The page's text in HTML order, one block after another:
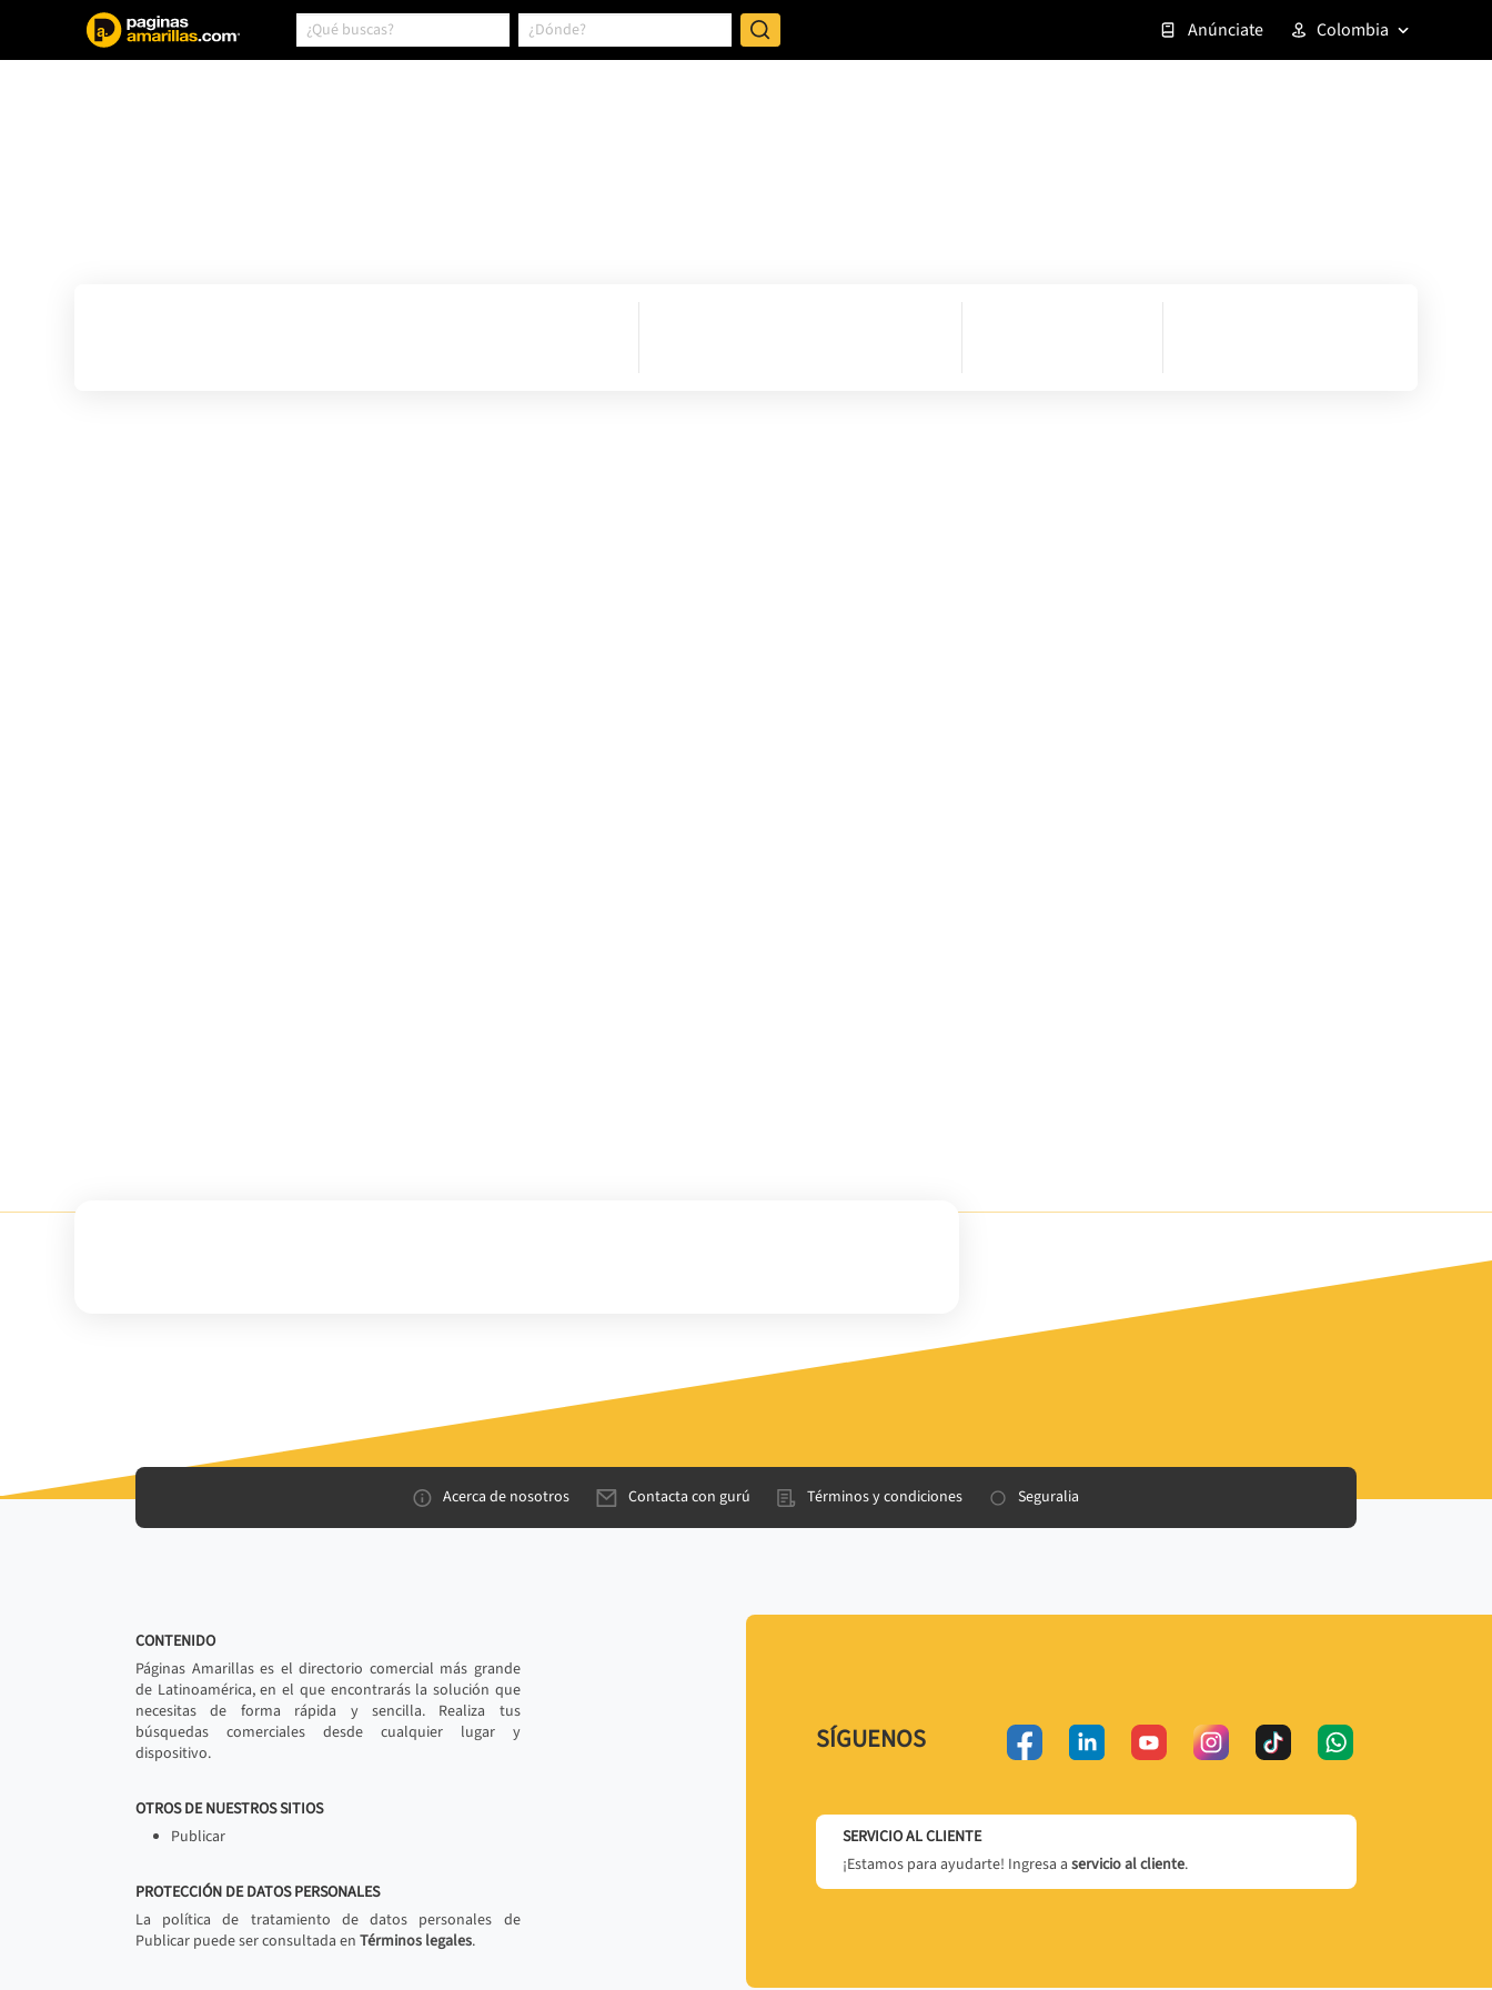
Anúnciate Colombia
Acerca de nosotros Contacta con gurú Términos y condiciones Seguralia
CONTENIDO
Páginas Amarillas es el directorio comercial más grande
de Latinoamérica, en el que encontrarás la solución que
necesitas de forma rápida y sencilla. Realiza tus
búsquedas comerciales desde cualquier lugar y
dispositivo.
OTROS DE NUESTROS SITIOS
Publicar
PROTECCIÓN DE DATOS PERSONALES
La política de tratamiento de datos personales de
Publicar puede ser consultada en Términos legales.
SÍGUENOS
SERVICIO AL CLIENTE
¡Estamos para ayudarte! Ingresa a servicio al cliente.